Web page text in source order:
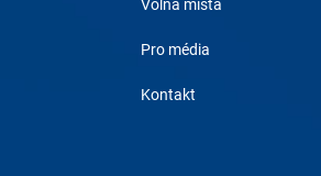
Volná místa
Pro média
Kontakt